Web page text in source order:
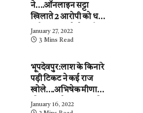
ने….ऑनलाइन सट्टा
खिलाते 2 आरोपी को धर
दबोचा….कब्जे से ढाई
लाख के हिसाब-किताब
January 27, 2022
3 Mins Read
भूपदेवपुर:लाश के किनारे
पड़ी टिकट ने कई राज
खोले….अभिषेक मीणा
की पुलिस ने…महिला की
January 16, 2022